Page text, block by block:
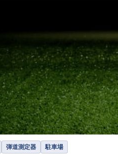
弾道測定器 駐車場